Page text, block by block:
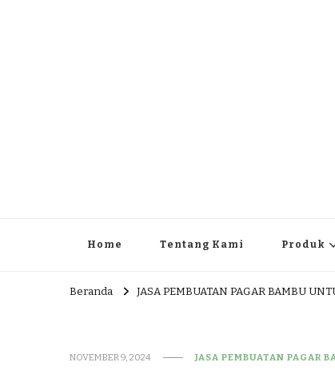
Home Tentang Kami Produk
Beranda JASA PEMBUATAN PAGAR BAMBU
NOVEMBER 9, 2024 JASA PEMBUATAN PAGAR